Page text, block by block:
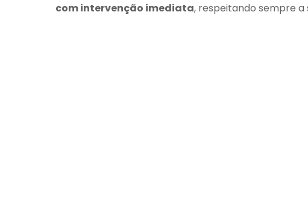
com intervenção imediata, respeitando sempre a